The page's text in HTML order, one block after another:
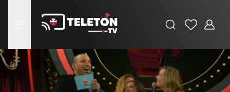
BuscarFavoritos